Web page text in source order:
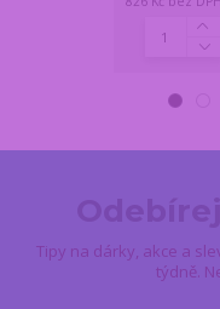
Tipy na dárky, akce a
týdně.